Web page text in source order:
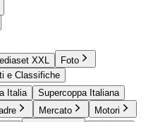
XXL
Foto
e Classifiche
Italia
Supercoppa Italiana
Mercato
Motori